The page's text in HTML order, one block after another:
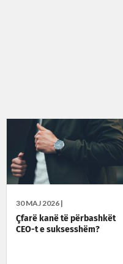
30 MAJ 2026 |
Çfarë kanë të përbashkët
CEO-t e suksesshëm?